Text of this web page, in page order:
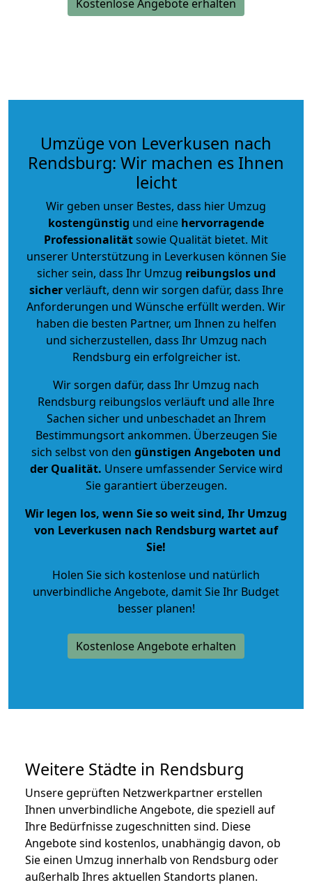
Kostenlose Angebote erhalten
Umzüge von Leverkusen nach
Rendsburg: Wir machen es Ihnen
leicht
Wir geben unser Bestes, dass hier Umzug
kostengünstig und eine hervorragende
Professionalitätsowie Qualität bietet. Mit
unserer Unterstützung in Leverkusen können Sie
sicher sein, dass Ihr Umzug reibungslos und
sicherverläuft, denn wir sorgen dafür, dass Ihre
Anforderungen und Wünsche erfüllt werden. Wir
haben die besten Partner, um Ihnen zu helfen
und sicherzustellen, dass Ihr Umzug nach
Rendsburg ein erfolgreicher ist.
Wir sorgen dafür, dass Ihr Umzug nach
Rendsburg reibungslos verläuft und alle Ihre
Sachen sicher und unbeschadet an Ihrem
Bestimmungsort ankommen. Überzeugen Sie
sich selbst von den günstigen Angeboten und
der Qualität. Unsere umfassender Service wird
Sie garantiert überzeugen.
Wir legen los, wenn Sie so weit sind, Ihr Umzug
von Leverkusen nach Rendsburg wartet auf
Sie!
Holen Sie sich kostenlose und natürlich
unverbindliche Angebote, damit Sie Ihr Budget
besser planen!
Kostenlose Angebote erhalten
Weitere Städte in Rendsburg
Unsere geprüften Netzwerkpartner erstellen
Ihnen unverbindliche Angebote, die speziell auf
Ihre Bedürfnisse zugeschnitten sind. Diese
Angebote sind kostenlos, unabhängig davon, ob
Sie einen Umzug innerhalb von Rendsburg oder
außerhalb Ihres aktuellen Standorts planen.